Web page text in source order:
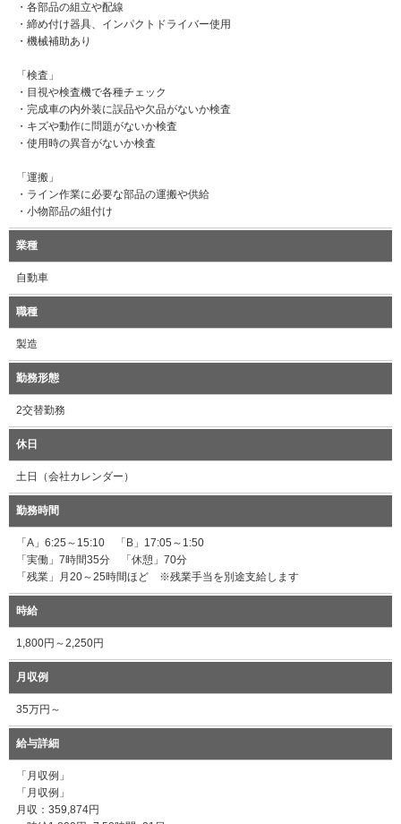
・各部品の組立や配線
・締め付け器具、インパクトドライバー使用
・機械補助あり
「検査」
・目視や検査機で各種チェック
・完成車の内外装に誤品や欠品がないか検査
・キズや動作に問題がないか検査
・使用時の異音がないか検査
「運搬」
・ライン作業に必要な部品の運搬や供給
・小物部品の組付け
業種
自動車
職種
製造
勤務形態
2交替勤務
休日
土日（会社カレンダー）
勤務時間
「A」6:25～15:10 「B」17:05～1:50
「実働」7時間35分 「休憩」70分
「残業」月20～25時間ほど ※残業手当を別途支給します
時給
1,800円～2,250円
月収例
35万円～
給与詳細
「月収例」
「月収例」
月収：359,874円